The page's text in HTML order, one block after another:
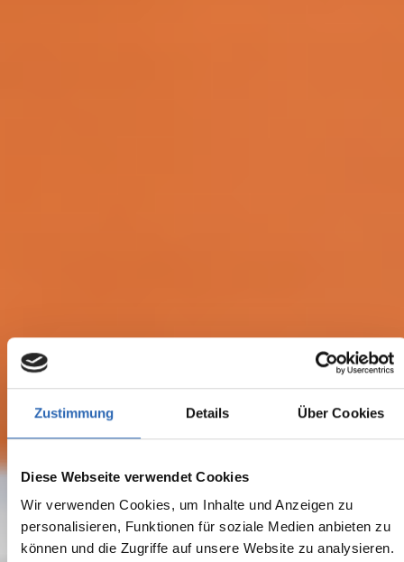
Zustimmung Details Über Cookies
Diese Webseite verwendet Cookies
Wir verwenden Cookies, um Inhalte und Anzeigen zu
personalisieren, Funktionen für soziale Medien anbieten zu
können und die Zugriffe auf unsere Website zu analysieren.